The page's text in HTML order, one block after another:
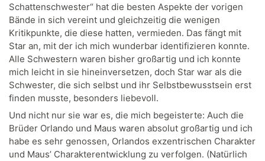
Schattenschwester“ hat die besten Aspekte der vorigen
Bände in sich vereint und gleichzeitig die wenigen
Kritikpunkte, die diese hatten, vermieden. Das fängt mit
Star an, mit der ich mich wunderbar identifizieren konnte.
Alle Schwestern waren bisher großartig und ich konnte
mich leicht in sie hineinversetzen, doch Star war als die
Schwester, die sich selbst und ihr Selbstbewusstsein erst
finden musste, besonders liebevoll.
Und nicht nur sie war es, die mich begeisterte: Auch die
Brüder Orlando und Maus waren absolut großartig und ich
habe es sehr genossen, Orlandos exzentrischen Charakter
und Maus’ Charakterentwicklung zu verfolgen. (Natürlich